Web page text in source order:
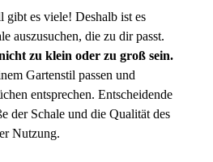
gibt es viele! Deshalb ist es
auszusuchen, die zu dir passt.
zu klein oder zu groß sein.
Gartenstil passen und
entsprechen. Entscheidende
der Schale und die Qualität des
Nutzung.